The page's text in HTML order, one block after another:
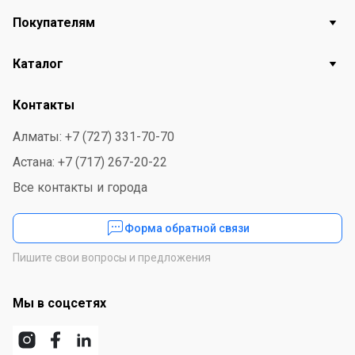
Покупателям
Каталог
Контакты
Алматы: +7 (727) 331-70-70
Астана: +7 (717) 267-20-22
Все контакты и города
Форма обратной связи
Пишите свои вопросы и предложения
Мы в соцсетях